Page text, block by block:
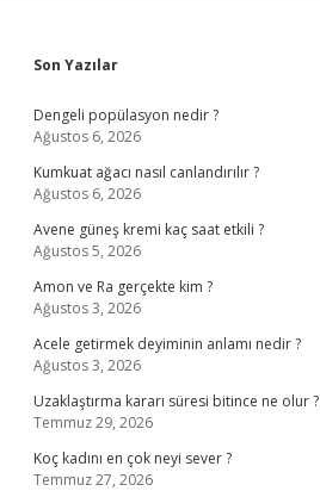
Sidebar
Son Yazılar
Dengeli popülasyon nedir ?
Ağustos 6, 2026
Kumkuat ağacı nasıl canlandırılır ?
Ağustos 6, 2026
Avene güneş kremi kaç saat etkili ?
Ağustos 5, 2026
Amon ve Ra gerçekte kim ?
Ağustos 3, 2026
Acele getirmek deyiminin anlamı nedir ?
Ağustos 3, 2026
Uzaklaştırma kararı süresi bitince ne olur ?
Temmuz 29, 2026
Koç kadını en çok neyi sever ?
Temmuz 27, 2026